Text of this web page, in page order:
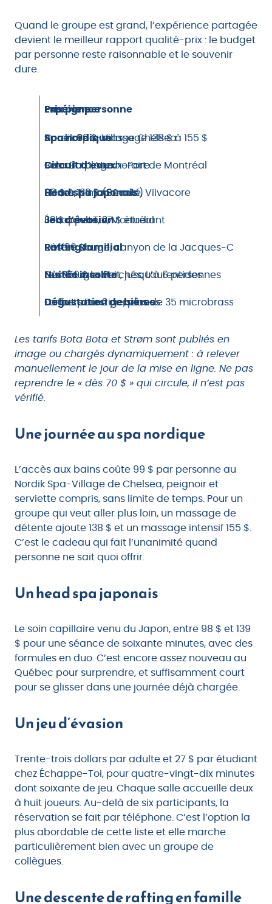
Quand le groupe est grand, l’expérience partagée
devient le meilleur rapport qualité-prix : le budget
par personne reste raisonnable et le souvenir
dure.
Expérience
Prix par personne
Enseigne
Spa nordique
Accès 99 $, massage 138 $ à 155 $
Nordik Spa-Village Chelsea
Circuit d’eaux
Selon la plage horaire
Bota Bota, Vieux-Port de Montréal
Head spa japonais
98 $ à 139 $ (60 min)
Skines, Nima Beauté, Viivacore
Jeu d’évasion
33 $ adulte, 27 $ étudiant
Échappe-Toi, Montréal
Rafting familial
Dès 99 $
Rivière Rouge, canyon de la Jacques-Cartier
Nuitée insolite
Dès 159 $ la nuit, jusqu’à 6 personnes
Les Refuges Perchés, Laurentides
Dégustation de bières
Forfait pour 2 personnes
Coffrets Prestige, plus de 35 microbrasseries
Les tarifs Bota Bota et Strøm sont publiés en
image ou chargés dynamiquement : à relever
manuellement le jour de la mise en ligne. Ne pas
reprendre le « dès 70 $ » qui circule, il n’est pas
vérifié.
Une journée au spa nordique
L’accès aux bains coûte 99 $ par personne au
Nordik Spa-Village de Chelsea, peignoir et
serviette compris, sans limite de temps. Pour un
groupe qui veut aller plus loin, un massage de
détente ajoute 138 $ et un massage intensif 155 $.
C’est le cadeau qui fait l’unanimité quand
personne ne sait quoi offrir.
Un head spa japonais
Le soin capillaire venu du Japon, entre 98 $ et 139
$ pour une séance de soixante minutes, avec des
formules en duo. C’est encore assez nouveau au
Québec pour surprendre, et suffisamment court
pour se glisser dans une journée déjà chargée.
Un jeu d’évasion
Trente-trois dollars par adulte et 27 $ par étudiant
chez Échappe-Toi, pour quatre-vingt-dix minutes
dont soixante de jeu. Chaque salle accueille deux
à huit joueurs. Au-delà de six participants, la
réservation se fait par téléphone. C’est l’option la
plus abordable de cette liste et elle marche
particulièrement bien avec un groupe de
collègues.
Une descente de rafting en famille